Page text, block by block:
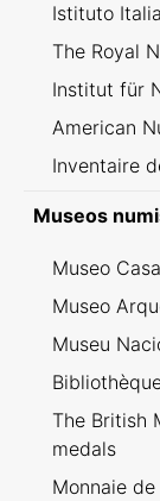
Istituto
The Royal
Institut für
American
Inventaire
Museos
Museo
Museo
Museu
The British
medals
Monnaie